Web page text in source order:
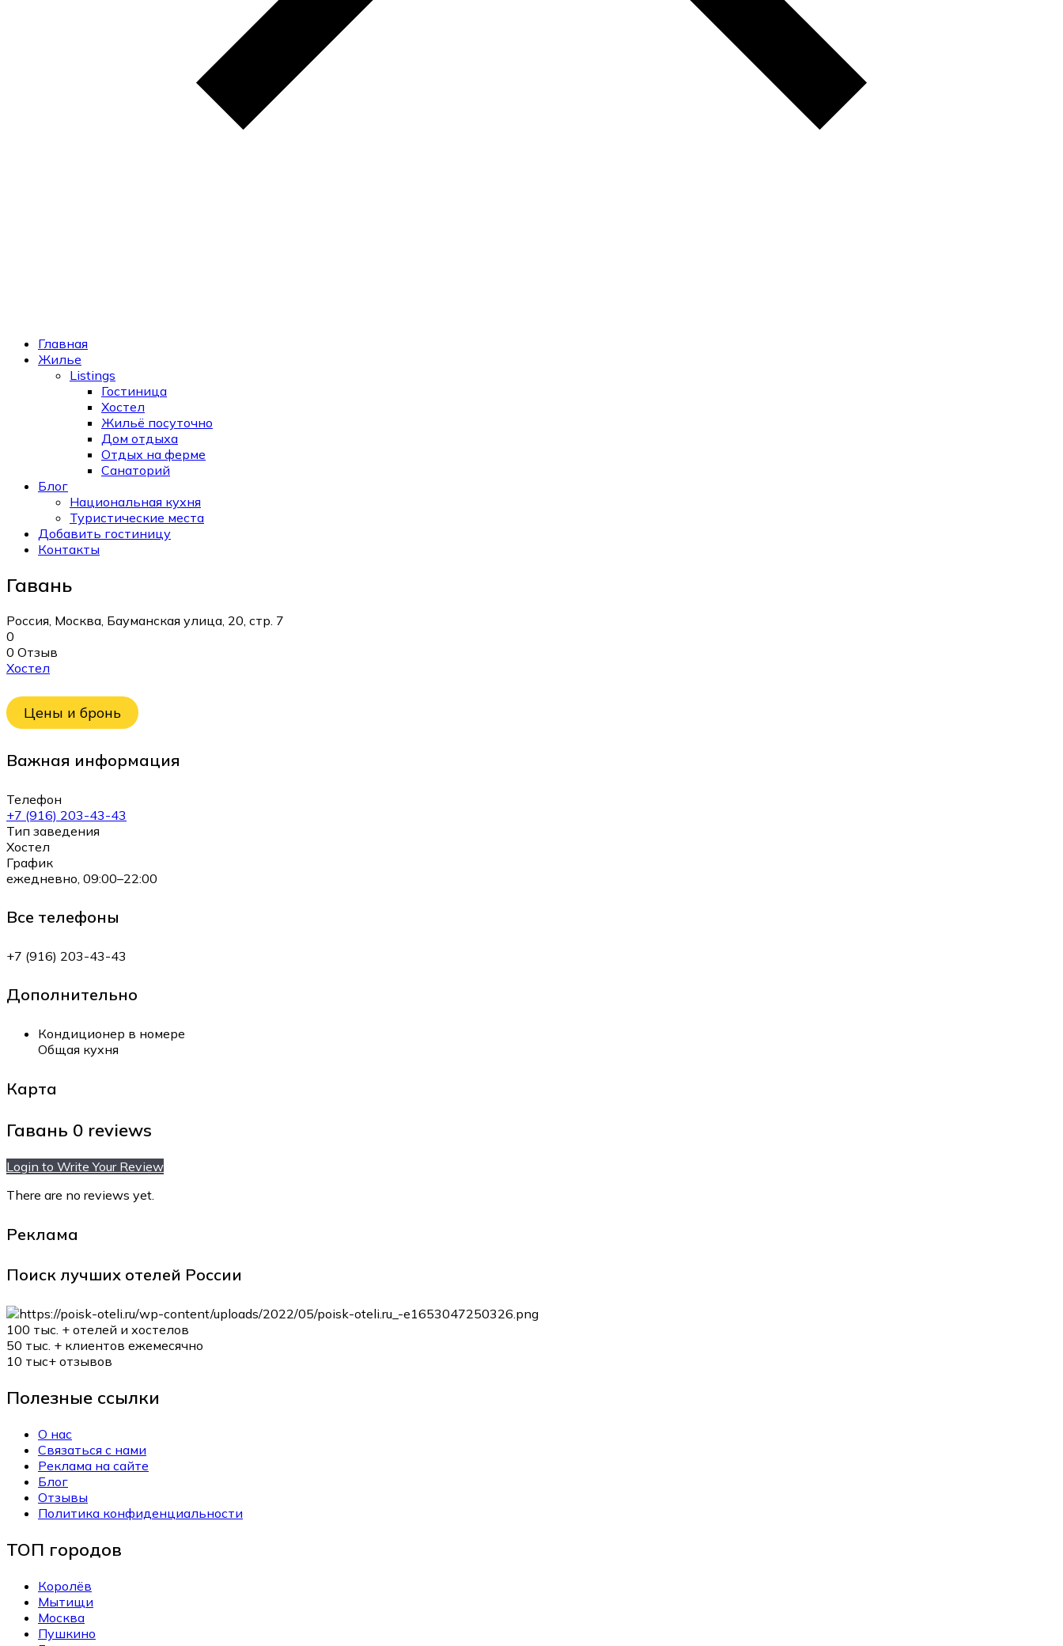
Главная
Жилье
Listings
Гостиница
Хостел
Жильё посуточно
Дом отдыха
Отдых на ферме
Санаторий
Блог
Национальная кухня
Туристические места
Добавить гостиницу
Контакты
Гавань
Россия, Москва, Бауманская улица, 20, стр. 7
0
0 Отзыв
Хостел
Цены и бронь
Важная информация
Телефон
+7 (916) 203-43-43
Тип заведения
Хостел
График
ежедневно, 09:00–22:00
Все телефоны
+7 (916) 203-43-43
Дополнительно
Кондиционер в номере
Общая кухня
Карта
Гавань 0 reviews
Login to Write Your Review
There are no reviews yet.
Реклама
Поиск лучших отелей России
100 тыс. + отелей и хостелов
50 тыс. + клиентов ежемесячно
10 тыс+ отзывов
Полезные ссылки
О нас
Связаться с нами
Реклама на сайте
Блог
Отзывы
Политика конфиденциальности
ТОП городов
Королёв
Мытищи
Москва
Пушкино